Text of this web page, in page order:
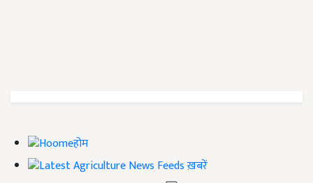
होम
ख़बरें